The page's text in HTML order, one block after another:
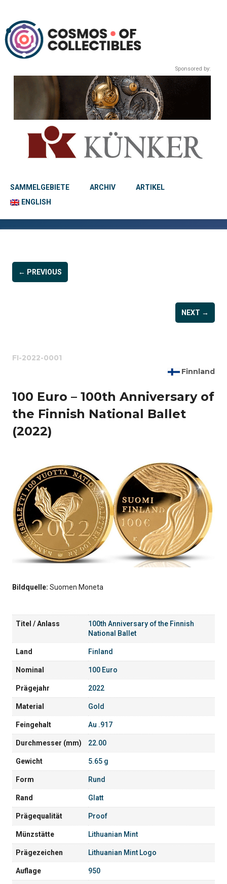
Sponsored by:
SAMMELGEBIETE ARCHIV
ARTIKEL
ENGLISH
← PREVIOUS
NEXT →
FI-2022-0001
Finnland
100 Euro – 100th Anniversary of
the Finnish National Ballet
(2022)
Bildquelle: Suomen Moneta
Titel / Anlass
100th Anniversary of the Finnish
National Ballet
Land Finland
Nominal 100 Euro
Prägejahr 2022
Material Gold
Feingehalt Au .917
Durchmesser (mm) 22.00
Gewicht 5.65 g
Form Rund
Rand Glatt
Prägequalität Proof
Münzstätte Lithuanian Mint
Prägezeichen Lithuanian Mint Logo
Auflage 950